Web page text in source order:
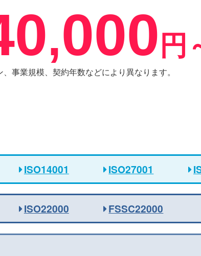
,000 円
、事業規模、契約年数などにより異なります。
ISO14001 ISO27001
ISO22000 FSSC22000